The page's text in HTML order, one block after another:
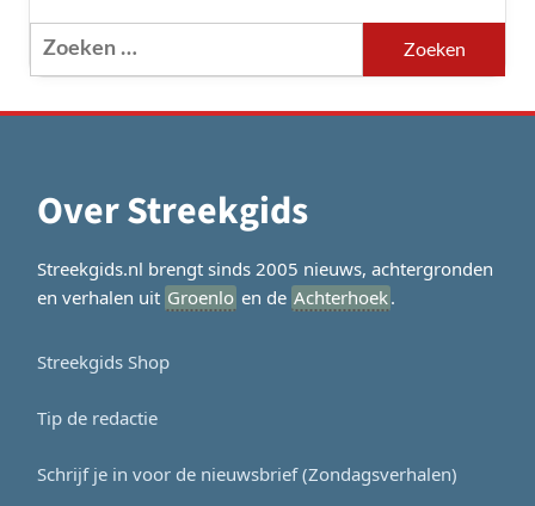
Zoeken
naar:
Over Streekgids
Streekgids.nl brengt sinds 2005 nieuws, achtergronden
en verhalen uit Groenlo en de Achterhoek.
Streekgids Shop
Tip de redactie
Schrijf je in voor de nieuwsbrief (Zondagsverhalen)